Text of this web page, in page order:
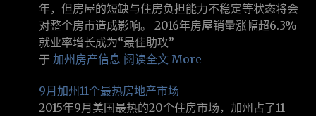
年，但房屋的短缺与住房负担能力不稳定等状态将会
对整个房市造成影响。 2016年房屋销量涨幅超6.3%
就业率增长成为“最佳助攻”
于 加州房产信息 阅读全文 More
9月加州11个最热房地产市场
2015年9月美国最热的20个住房市场，加州占了11